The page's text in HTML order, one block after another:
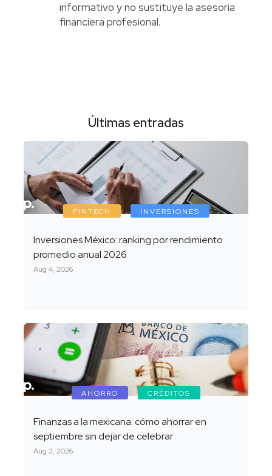
informativo y no sustituye la asesoría
financiera profesional.
Últimas entradas
FINTECH INVERSIONES
Inversiones México: ranking por rendimiento
promedio anual 2026
Aug 4, 2026
AHORRO CRÉDITOS
Finanzas a la mexicana: cómo ahorrar en
septiembre sin dejar de celebrar
Aug 3, 2026